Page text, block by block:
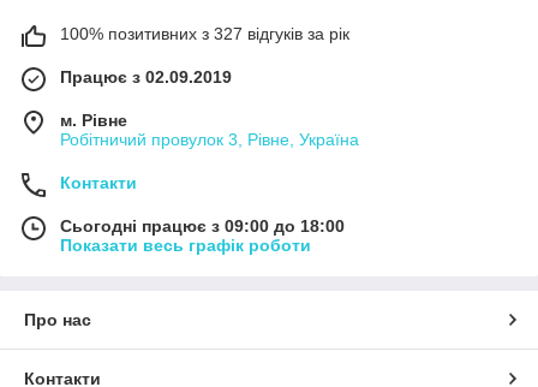
100% позитивних з 327 відгуків за рік
Працює з 02.09.2019
м. Рівне
Робітничий провулок 3, Рівне, Україна
Контакти
Сьогодні працює з 09:00 до 18:00
Показати весь графік роботи
Про нас
Контакти